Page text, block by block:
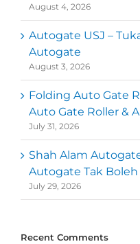
August 4, 2026
Autogate USJ –
Autogate
August 3, 2026
Folding Auto Gate
Auto Gate Roller &
July 31, 2026
Shah Alam
Autogate Tak Boleh
July 29, 2026
Recent Comments